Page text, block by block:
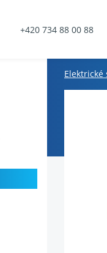
+420 734 88 00 88
Elektrické